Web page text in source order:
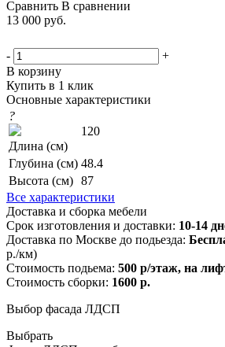
Сравнить В сравнении
13 000 руб.
-
+
В корзину
Купить в 1 клик
Основные характеристики
?
Длина (см)
120
Глубина (см) 48.4
Высота (см) 87
Все характеристики
Доставка и сборка мебели
Срок изготовления и доставки: 10-14
Доставка по Москве до подьезда:
р./км)
Стоимость подьема: 500 р/этаж, на
Стоимость сборки: 1600 р.
Выбор фасада ЛДСП
Выбрать